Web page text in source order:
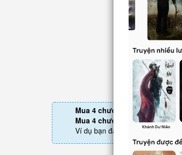
Mua 4 chương chỉ có tác
Mua 4 chương thì 3 chương
Ví dụ bạn đang ở chương 100